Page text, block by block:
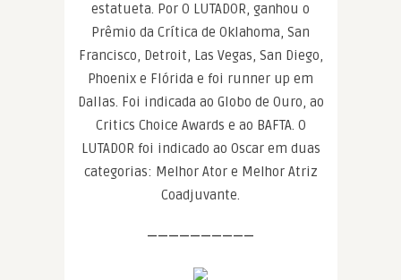
estatueta. Por O LUTADOR, ganhou o
Prêmio da Crítica de Oklahoma, San
Francisco, Detroit, Las Vegas, San Diego,
Phoenix e Flórida e foi runner up em
Dallas. Foi indicada ao Globo de Ouro, ao
Critics Choice Awards e ao BAFTA. O
LUTADOR foi indicado ao Oscar em duas
categorias: Melhor Ator e Melhor Atriz
Coadjuvante.
——————————